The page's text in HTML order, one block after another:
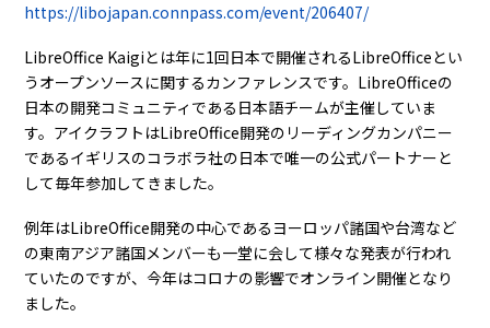
https://libojapan.connpass.com/event/206407/
LibreOffice Kaigiとは年に1回日本で開催されるLibreOfficeとい
うオープンソースに関するカンファレンスです。LibreOfficeの
日本の開発コミュニティである日本語チームが主催していま
す。アイクラフトはLibreOffice開発のリーディングカンパニー
であるイギリスのコラボラ社の日本で唯一の公式パートナーと
して毎年参加してきました。
例年はLibreOffice開発の中心であるヨーロッパ諸国や台湾など
の東南アジア諸国メンバーも一堂に会して様々な発表が行われ
ていたのですが、今年はコロナの影響でオンライン開催となり
ました。